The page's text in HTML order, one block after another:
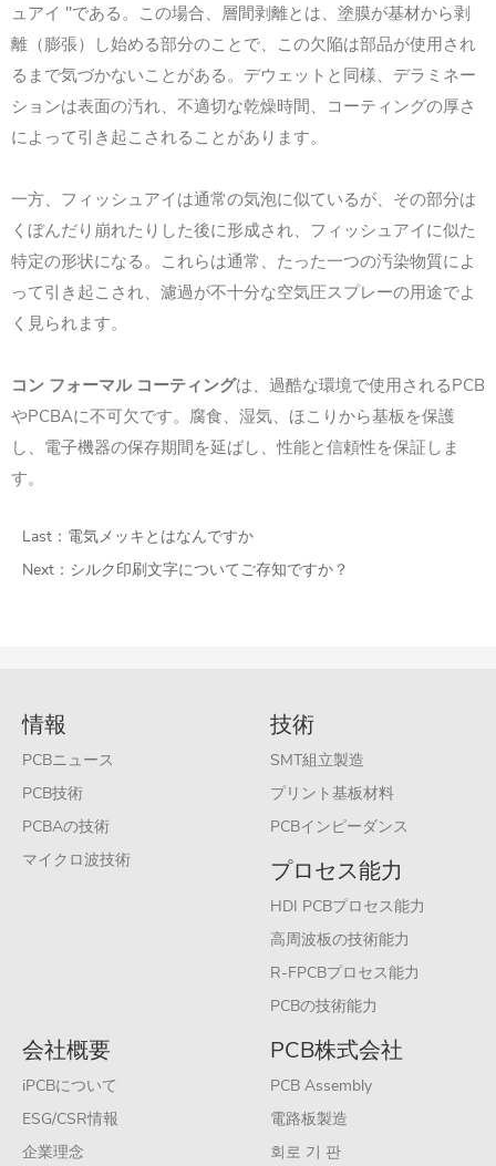
ュアイ "である。この場合、層間剥離とは、塗膜が基材から剥
離（膨張）し始める部分のことで、この欠陥は部品が使用され
るまで気づかないことがある。デウェットと同様、デラミネー
ションは表面の汚れ、不適切な乾燥時間、コーティングの厚さ
によって引き起こされることがあります。
一方、フィッシュアイは通常の気泡に似ているが、その部分は
くぼんだり崩れたりした後に形成され、フィッシュアイに似た
特定の形状になる。これらは通常、たった一つの汚染物質によ
って引き起こされ、濾過が不十分な空気圧スプレーの用途でよ
く見られます。
コン フォーマル コーティングは、過酷な環境で使用されるPCB
やPCBAに不可欠です。腐食、湿気、ほこりから基板を保護
し、電子機器の保存期間を延ばし、性能と信頼性を保証しま
す。
Last： 電気メッキとはなんですか
Next： シルク印刷文字についてご存知ですか？
情報
PCBニュース
PCB技術
PCBAの技術
マイクロ波技術
技術
SMT組立製造
プリント基板材料
PCBインピーダンス
プロセス能力
HDI PCBプロセス能力
高周波板の技術能力
R-FPCBプロセス能力
PCBの技術能力
会社概要
iPCBについて
ESG/CSR情報
企業理念
PCB株式会社
PCB Assembly
電路板製造
회로 기 판